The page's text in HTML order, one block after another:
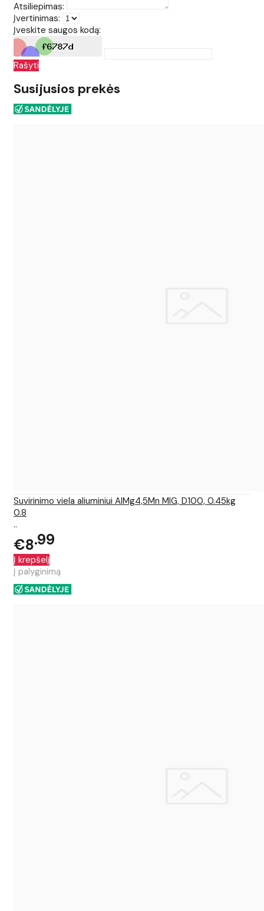
Atsiliepimas:
Įvertinimas:
Įveskite saugos kodą:
Rašyti
Susijusios prekės
Suvirinimo viela aliuminiui AlMg4,5Mn MIG, D100, 0.45kg
0.8
..
€8 99
Į krepšelį
Į palyginimą